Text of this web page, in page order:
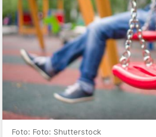
Foto: Foto: Shutterstock